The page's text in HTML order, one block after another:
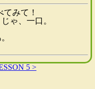
みて！
ゃ、一口。
5 >